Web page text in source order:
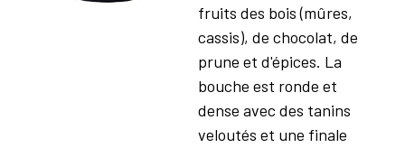
fruits des bois (mûres,
cassis), de chocolat, de
prune et d'épices. La
bouche est ronde et
dense avec des tanins
veloutés et une finale